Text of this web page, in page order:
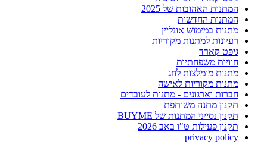
המתנות האהובות של 2025
המתנות החדשות
מתנות במימוש אונליין
רעיונות למתנות מקוריות
גיפט קארד
חוויות משפחתיות
מתנות מומלצות לחג
מתנות מקוריות לאישה
חברות וארגונים - מתנות לעובדים
תקנון מתנה משותפת
תקנון נסייני המתנות של BUYME
תקנון פעילות ט"ו באב 2026
privacy policy